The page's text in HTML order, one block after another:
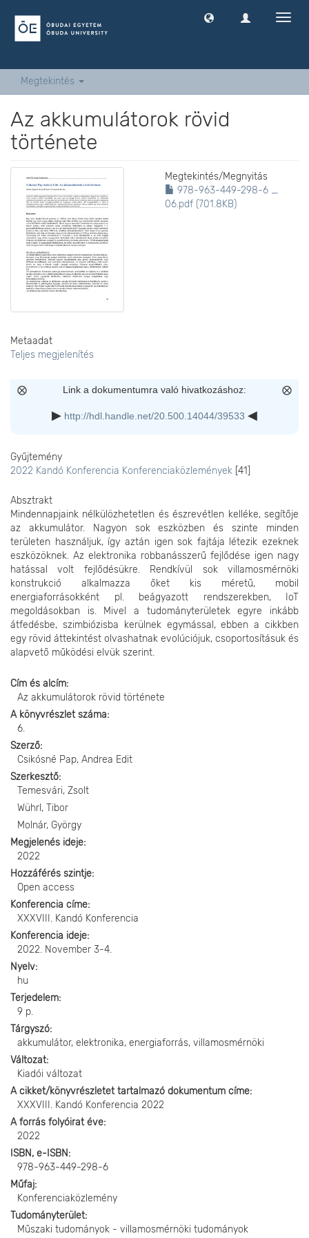
Megtekintés
Az akkumulátorok rövid
története
Megtekintés/Megnyitás
978-963-449-298-6 _
06.pdf (701.8KB)
Metaadat
Teljes megjelenítés
Link a dokumentumra való hivatkozáshoz:
http://hdl.handle.net/20.500.14044/39533
Gyűjtemény
2022 Kandó Konferencia Konferenciaközlemények [41]
Absztrakt
Mindennapjaink nélkülözhetetlen és észrevétlen kelléke, segítője
az akkumulátor. Nagyon sok eszközben és szinte minden
területen használjuk, így aztán igen sok fajtája létezik ezeknek
eszközöknek. Az elektronika robbanásszerű fejlődése igen nagy
hatással volt fejlődésükre. Rendkívül sok villamosmérnöki
konstrukció alkalmazza őket kis méretű, mobil
energiaforrásokként pl. beágyazott rendszerekben, IoT
megoldásokban is. Mivel a tudományterületek egyre inkább
átfedésbe, szimbiózisba kerülnek egymással, ebben a cikkben
egy rövid áttekintést olvashatnak evolúciójuk, csoportosításuk és
alapvető működési elvük szerint.
Cím és alcím
Az akkumulátorok rövid története
A könyvrészlet száma
6.
Szerző
Csikósné Pap, Andrea Edit
Szerkesztő
Temesvári, Zsolt
Wührl, Tibor
Molnár, György
Megjelenés ideje
2022
Hozzáférés szintje
Open access
Konferencia címe
XXXVIII. Kandó Konferencia
Konferencia ideje
2022. November 3-4.
Nyelv
hu
Terjedelem
9 p.
Tárgyszó
akkumulátor, elektronika, energiaforrás, villamosmérnöki
Változat
Kiadói változat
A cikket/könyvrészletet tartalmazó dokumentum címe
XXXVIII. Kandó Konferencia 2022
A forrás folyóirat éve
2022
ISBN, e-ISBN
978-963-449-298-6
Műfaj
Konferenciaközlemény
Tudományterület
Műszaki tudományok - villamosmérnöki tudományok